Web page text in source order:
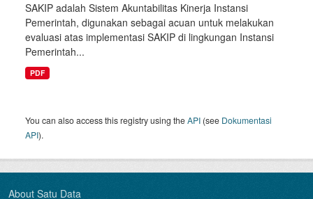
SAKIP adalah Sistem Akuntabilitas Kinerja Instansi
Pemerintah, digunakan sebagai acuan untuk melakukan
evaluasi atas implementasi SAKIP di lingkungan Instansi
Pemerintah...
PDF
You can also access this registry using theAPI (see Dokumentasi
API).
About Satu Data